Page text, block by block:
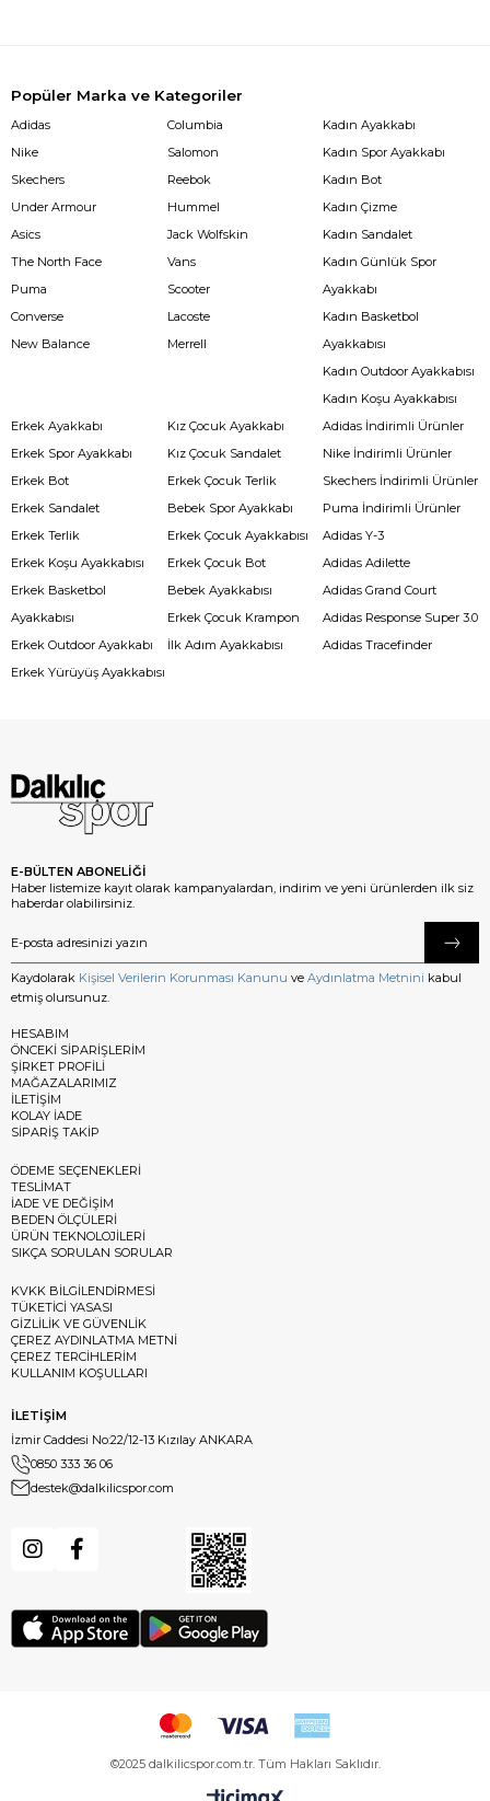
Popüler Marka ve Kategoriler
Adidas
Nike
Skechers
Under Armour
Asics
The North Face
Puma
Converse
New Balance
Columbia
Salomon
Reebok
Hummel
Jack Wolfskin
Vans
Scooter
Lacoste
Merrell
Kadın Ayakkabı
Kadın Spor Ayakkabı
Kadın Bot
Kadın Çizme
Kadın Sandalet
Kadın Günlük Spor
Ayakkabı
Kadın Basketbol
Ayakkabısı
Kadın Outdoor Ayakkabısı
Kadın Koşu Ayakkabısı
Erkek Ayakkabı
Erkek Spor Ayakkabı
Erkek Bot
Erkek Sandalet
Erkek Terlik
Erkek Koşu Ayakkabısı
Erkek Basketbol
Ayakkabısı
Erkek Outdoor Ayakkabı
Erkek Yürüyüş Ayakkabısı
Kız Çocuk Ayakkabı
Kız Çocuk Sandalet
Erkek Çocuk Terlik
Bebek Spor Ayakkabı
Erkek Çocuk Ayakkabısı
Erkek Çocuk Bot
Bebek Ayakkabısı
Erkek Çocuk Krampon
İlk Adım Ayakkabısı
Adidas İndirimli Ürünler
Nike İndirimli Ürünler
Skechers İndirimli Ürünler
Puma İndirimli Ürünler
Adidas Y-3
Adidas Adilette
Adidas Grand Court
Adidas Response Super 3.0
Adidas Tracefinder
E-BÜLTEN ABONELİĞİ
Haber listemize kayıt olarak kampanyalardan, indirim ve yeni ürünlerden ilk siz
haberdar olabilirsiniz.
Kaydolarak Kişisel Verilerin Korunması Kanunu ve Aydınlatma Metnini kabul
etmiş olursunuz.
HESABIM
ÖNCEKİ SİPARİŞLERİM
ŞİRKET PROFİLİ
MAĞAZALARIMIZ
İLETİŞİM
KOLAY İADE
SİPARİŞ TAKİP
ÖDEME SEÇENEKLERİ
TESLİMAT
İADE VE DEĞİŞİM
BEDEN ÖLÇÜLERİ
ÜRÜN TEKNOLOJİLERİ
SIKÇA SORULAN SORULAR
KVKK BİLGİLENDİRMESİ
TÜKETİCİ YASASI
GİZLİLİK VE GÜVENLİK
ÇEREZ AYDINLATMA METNİ
ÇEREZ TERCİHLERİM
KULLANIM KOŞULLARI
İLETİŞİM
İzmir Caddesi No:22/12-13 Kızılay ANKARA
0850 333 36 06
destek@dalkilicspor.com
©2025 dalkilicspor.com.tr. Tüm Hakları Saklıdır.